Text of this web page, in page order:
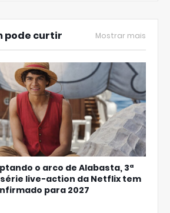
pode curtir Mostrar mais
o arco de Alabasta, 3ª
live-action da Netflix tem
para 2027